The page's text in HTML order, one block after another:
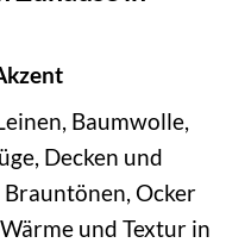
Baumwolle,
Decken und
Ocker
und Textur in